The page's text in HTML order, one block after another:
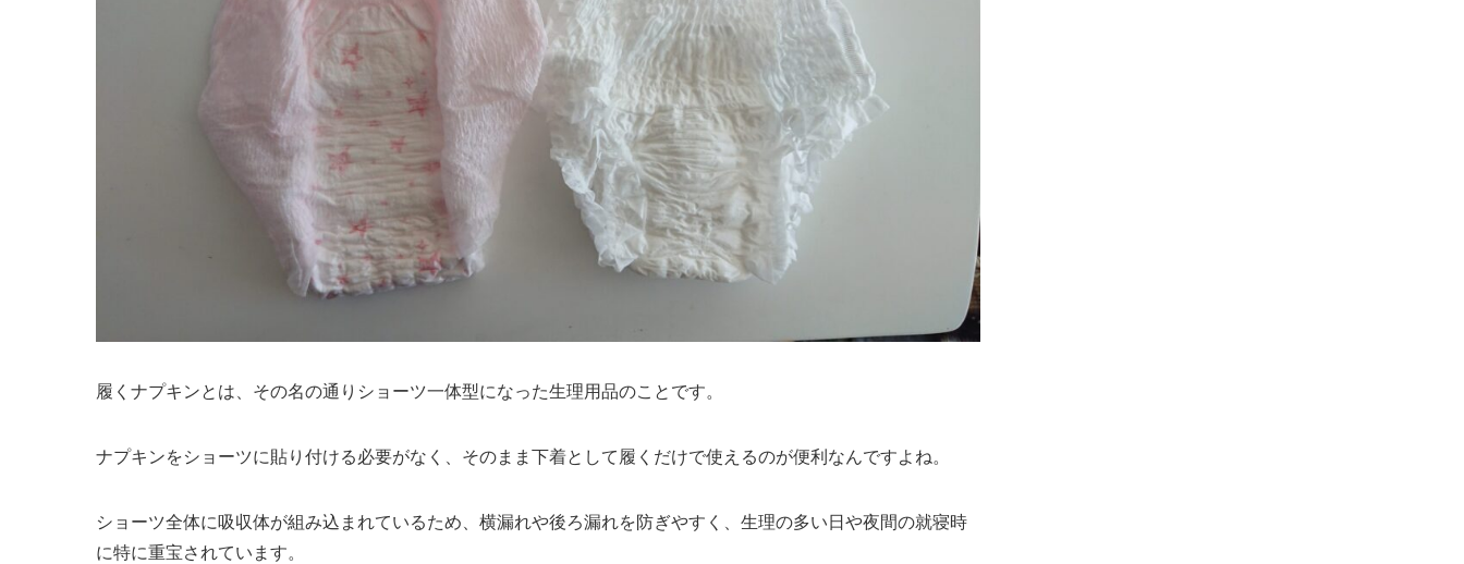
履くナプキンとは、その名の通りショーツ一体型になった生理用品のことです。
ナプキンをショーツに貼り付ける必要がなく、そのまま下着として履くだけで使えるのが便利なんですよね。
ショーツ全体に吸収体が組み込まれているため、横漏れや後ろ漏れを防ぎやすく、生理の多い日や夜間の就寝時
に特に重宝されています。